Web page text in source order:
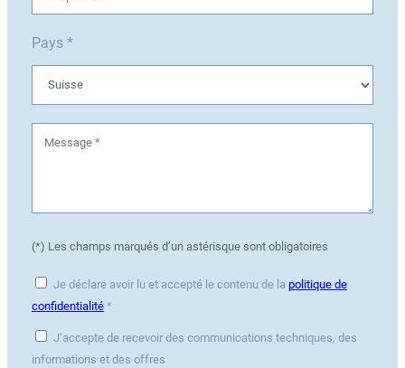
Pays *
(*) Les champs marqués d’un astérisque sont obligatoires
Je déclare avoir lu et accepté le contenu de la politique de
confidentialité*
J’accepte de recevoir des communications techniques, des
informations et des offres